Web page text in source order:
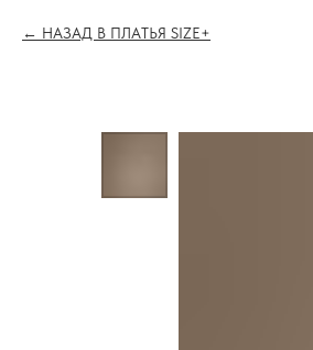
НАЗАД В ПЛАТЬЯ SIZE+